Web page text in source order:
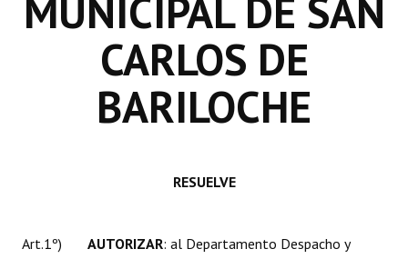
Datos Históricos
Premio al Mérito - Registro
Audiencias Públicas - Registro
Mujeres que Dejaron Huellas - Registro
Banca del Vecino - Registro
MUNICIPAL DE SAN
CARLOS DE
BARILOCHE
RESUELVE
Art.1º) AUTORIZAR: al Departamento Despacho y